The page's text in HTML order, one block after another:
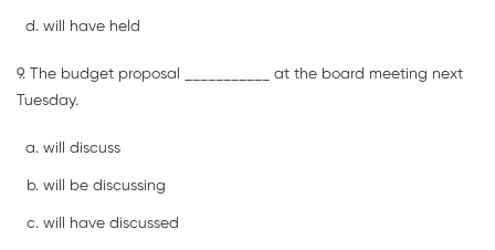
will have held
9. The budget proposal ___________ at the board meeting next
Tuesday.
will discuss
will be discussing
will have discussed